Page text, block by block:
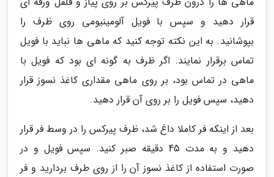
قرار دهید و سپس با فویل آلومینیومی روی ظرف را
بپوشانید. به این نکته توجه کنید که ماهی ها نباید با فویل
تماس برقرار نمایند. اگر ظرف به گونه ای بود که فویل با
ماهی در تماس بود، بر روی ماهی مقداری کاغذ نسوز قرار
دهید، سپس فویل را بر روی آن قرار دهید.
بعد از اینکه فر کاملا داغ شد، ظرف پیرکس را در وسط فر قرار
دهید و به مدت 45 دقیقه صبر کنید. سپس فویل و در
صورت استفاده از کاغذ نسوز آن را از روی طرف بردارید و فر